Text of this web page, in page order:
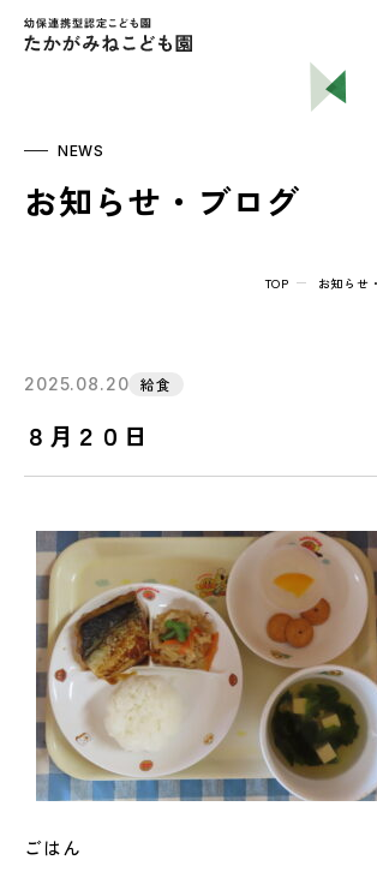
幼保連携型認定こど
NEWS
お知らせ・ブログ
TOP お知らせ
2025.08.20 給食
８月２０日
ごはん